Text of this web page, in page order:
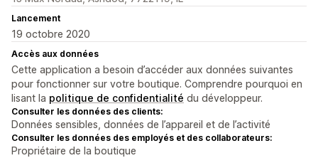
Lancement
19 octobre 2020
Accès aux données
Cette application a besoin d’accéder aux données suivantes
pour fonctionner sur votre boutique. Comprendre pourquoi en
lisant la politique de confidentialité du développeur.
Consulter les données des clients:
Données sensibles, données de l’appareil et de l’activité
Consulter les données des employés et des collaborateurs:
Propriétaire de la boutique